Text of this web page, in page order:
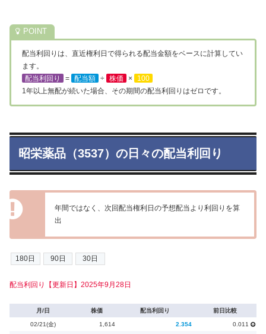
配当利回りは、直近権利日で得られる配当金額をベースに計算してい
ます。
配当利回り
= 配当額 ÷ 株価 ×
100
1年以上無配が続いた場合、その期間の配当利回りはゼロです。
昭栄薬品（3537）の日々の配当利回り
年間ではなく、次回配当権利日の予想配当より利回りを算
出
配当利回り【更新日】2025年9月28日
月/日 株価 配当利回り 前日比較
02/21(金) 1,614 2.354 0.011